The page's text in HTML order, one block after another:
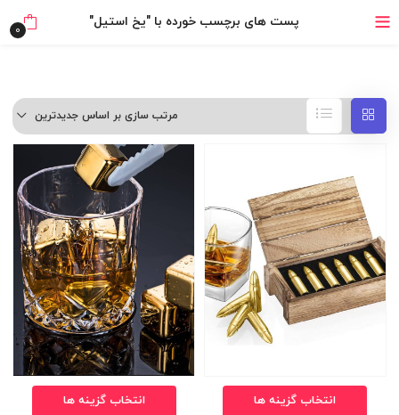
بدون ضامن، بدون سود
پست های برچسب خورده با "یخ استیل" 0
مرتب سازی بر اساس جدیدترین
انتخاب گزینه ها انتخاب گزینه ها